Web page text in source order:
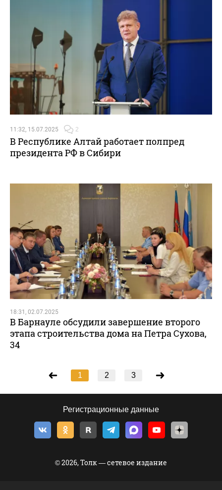
11:32, 15.07.2025 2
В Республике Алтай работает полпред
президента РФ в Сибири
18:31, 02.07.2025
В Барнауле обсудили завершение второго
этапа строительства дома на Петра Сухова,
34
1 2 3
Регистрационные данные
© 2026, Толк — сетевое издание